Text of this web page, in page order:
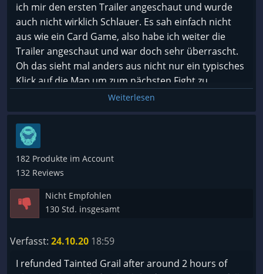
ich mir den ersten Trailer angeschaut und wurde
auch nicht wirklich Schlauer. Es sah einfach nicht
aus wie ein Card Game, also habe ich weiter die
Trailer angeschaut und war doch sehr überrascht.
Oh das sieht mal anders aus nicht nur ein typisches
Klick auf die Map um zum nächsten Fight zu
kommen, sondern mit einer kleinen erkundbaren
Welt.
Die Story ist sehr gut erzählt und es ist auch alles
vertont (alles Englisch). Es war auch sehr
erfrischend ein Card-Rogue-like mit einer gut
noch nicht zu ende erzählt wurden. Speziale Quests
sollen auch noch kommen, die die runs nochmal
Es gibt bisher 5 unterschiedliche Spielbare. 3 Melee
Weiterlesen
182 Produkte im Account
132 Reviews
Nicht Empfohlen
130 Std. insgesamt
Verfasst: 24.10.20 18:59
I refunded Tainted Grail after around 2 hours of